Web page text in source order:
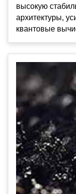
высокую
архитектуры,
квантовые